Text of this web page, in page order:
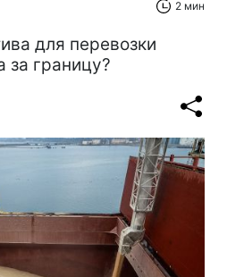
2 мин
для перевозки
за границу?